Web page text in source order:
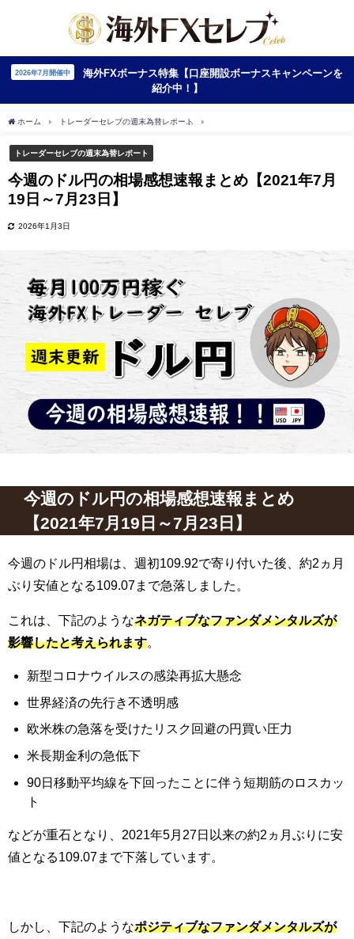
2026年7月開催中
海外FXボーナス特集【口座開設ボーナスキャンペーンを
紹介中！】
ホーム トレーダーセレブの週末為替レポート
トレーダーセレブの週末為替レポート
今週のドル円の相場感想速報まとめ【2021年7月
19日～7月23日】
2026年1月3日
今週のドル円の相場感想速報まとめ
【2021年7月19日～7月23日】
今週のドル円相場は、 週初109.92で寄り付いた後
約2ヵ月
ぶり安値となる109.07まで急落しました 。
これは、下記のようなネガティブなファンダメンタルズが
影響したと考えられます。
新型コロナウイルスの感染再拡大懸念
世界経済の先行き不透明感
欧米株の急落を受けたリスク回避の円買い圧力
米長期金利の急低下
90日移動平均線を下回ったことに伴う短期筋のロスカッ
ト
などが重石となり、2021年5月27日以来の約2ヵ月ぶりに安
値となる109.07まで下落しています。
しかし、下記のようなポジティブなファンダメンタルズが